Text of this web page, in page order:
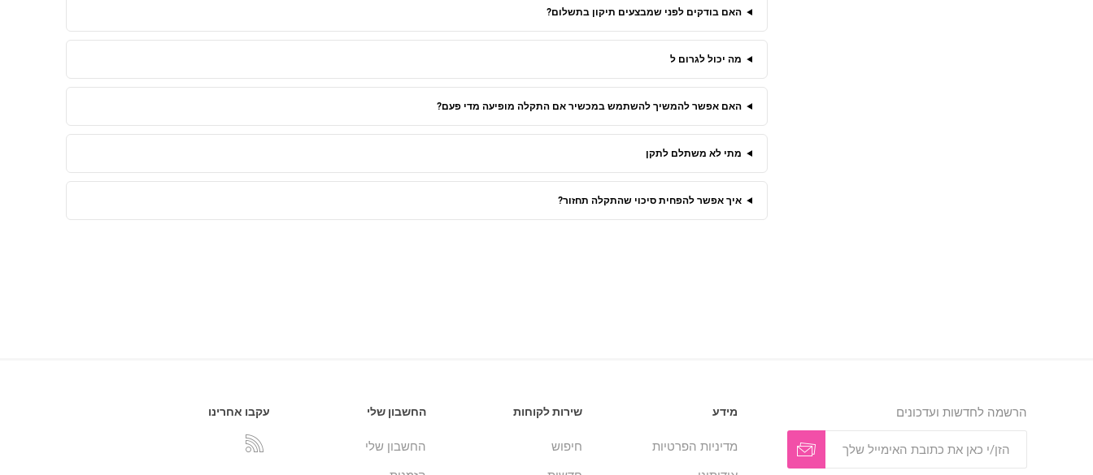
האם בודקים לפני שמבצעים תיקון בתשלום?
מה יכול לגרום ל
האם אפשר להמשיך להשתמש במכשיר אם התקלה מופיעה מדי פעם?
מתי לא משתלם לתקן
איך אפשר להפחית סיכוי שהתקלה תחזור?
הרשמה לחדשות ועדכונים מידע
מדיניות הפרטיות
שירות לקוחות
חיפוש
החשבון שלי
החשבון שלי
עקבו אחרינו